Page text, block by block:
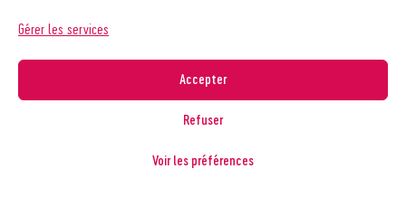
Gérer les services
Accepter
Refuser
Voir les préférences
Nos guides pratiques